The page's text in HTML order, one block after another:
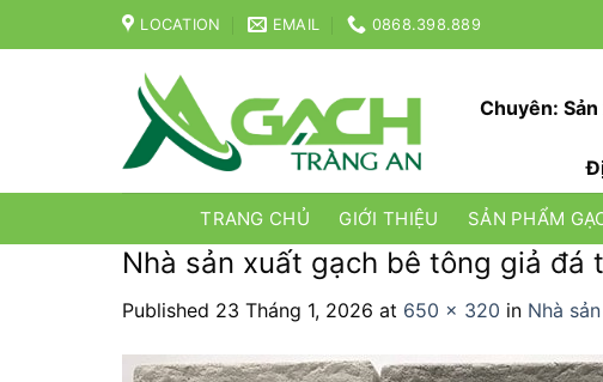
to
LOCATION EMAIL 0868.398.889
Chuyên:
TRANG CHỦ GIỚI THIỆU SẢN PHẨM
Nhà sản xuất gạch bê tông giả đá
Published 23 Tháng 1, 2026 at 650 × 320 in Nhà